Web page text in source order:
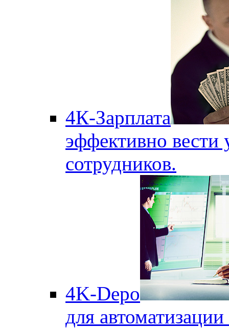
4К-Зарплата
эффективно вести
сотрудников.
4K-Depo
для